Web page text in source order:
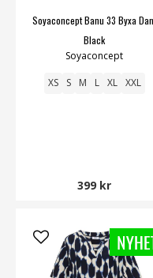
Soyaconcept Banu 33 Byxa
Black
Soyaconcept
XS S M L XL XXL
399 kr